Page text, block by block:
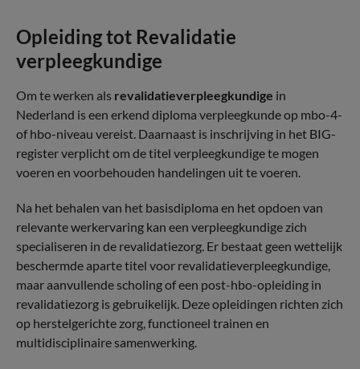
Opleiding tot Revalidatie
verpleegkundige
Om te werken als revalidatieverpleegkundige in
Nederland is een erkend diploma verpleegkunde op mbo-4-
of hbo-niveau vereist. Daarnaast is inschrijving in het BIG-
register verplicht om de titel verpleegkundige te mogen
voeren en voorbehouden handelingen uit te voeren.
Na het behalen van het basisdiploma en het opdoen van
relevante werkervaring kan een verpleegkundige zich
specialiseren in de revalidatiezorg. Er bestaat geen wettelijk
beschermde aparte titel voor revalidatieverpleegkundige,
maar aanvullende scholing of een post-hbo-opleiding in
revalidatiezorg is gebruikelijk. Deze opleidingen richten zich
op herstelgerichte zorg, functioneel trainen en
multidisciplinaire samenwerking.